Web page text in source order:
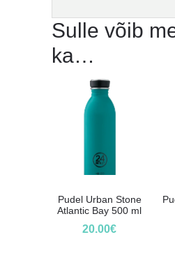
Sulle võib
ka…
Pudel Urban Stone
Atlantic Bay 500 ml
20.00€